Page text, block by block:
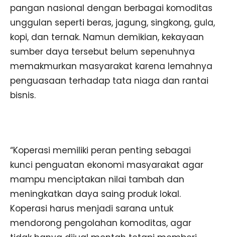
pangan nasional dengan berbagai komoditas
unggulan seperti beras, jagung, singkong, gula,
kopi, dan ternak. Namun demikian, kekayaan
sumber daya tersebut belum sepenuhnya
memakmurkan masyarakat karena lemahnya
penguasaan terhadap tata niaga dan rantai
bisnis.
“Koperasi memiliki peran penting sebagai
kunci penguatan ekonomi masyarakat agar
mampu menciptakan nilai tambah dan
meningkatkan daya saing produk lokal.
Koperasi harus menjadi sarana untuk
mendorong pengolahan komoditas, agar